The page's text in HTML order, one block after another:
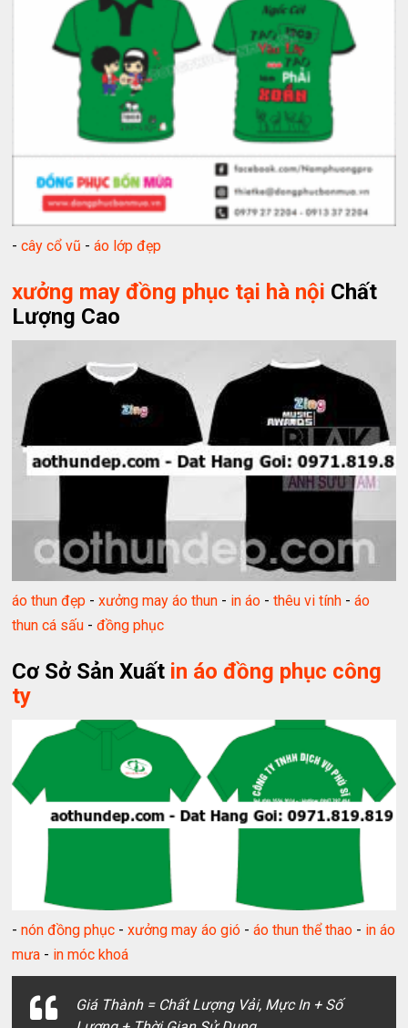
-cây cổ vũ -áo lớp đẹp
xưởng may đồng phục tại hà nội Chất
Lượng Cao
áo thun đẹp -xưởng may áo thun - in áo -thêu vi tính -áo
thun cá sấu -đồng phục
Cơ Sở Sản Xuất in áo đồng phục công
ty
-nón đồng phục -xưởng may áo gió -áo thun thể thao - in áo
mưa - in móc khoá
Giá Thành = Chất Lượng Vải, Mực In + Số